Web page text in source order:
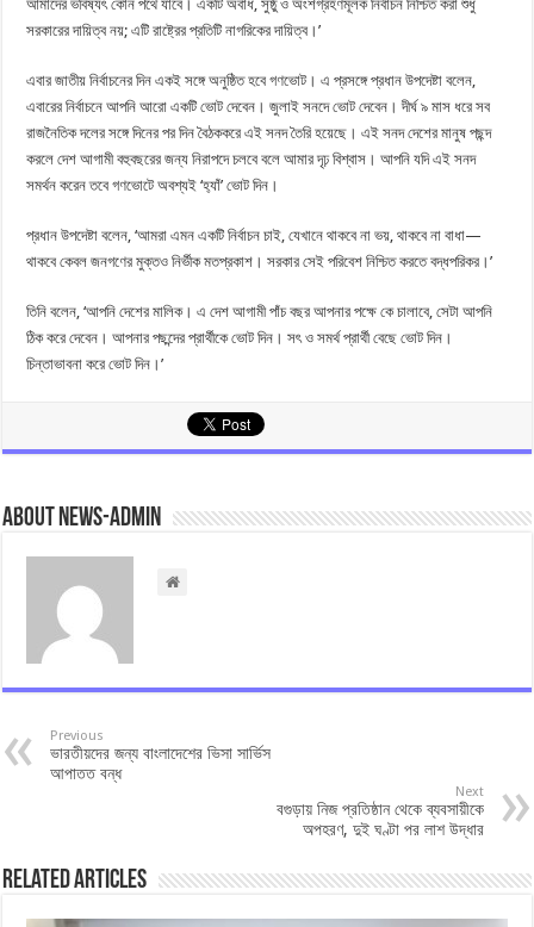
আমাদের ভবিষ্যৎ কোন পথে যাবে। একটি অবাধ, সুষ্ঠু ও অংশগ্রহণমূলক নির্বাচন নিশ্চিত করা শুধু
সরকারের দায়িত্ব নয়; এটি রাষ্ট্রের প্রতিটি নাগরিকের দায়িত্ব।’
এবার জাতীয় নির্বাচনের দিন একই সঙ্গে অনুষ্ঠিত হবে গণভোট। এ প্রসঙ্গে প্রধান উপদেষ্টা বলেন,
এবারের নির্বাচনে আপনি আরো একটি ভোট দেবেন। জুলাই সনদে ভোট দেবেন। দীর্ঘ ৯ মাস ধরে সব
রাজনৈতিক দলের সঙ্গে দিনের পর দিন বৈঠককরে এই সনদ তৈরি হয়েছে। এই সনদ দেশের মানুষ পছন্দ
করলে দেশ আগামী বহুবছরের জন্য নিরাপদে চলবে বলে আমার দৃঢ় বিশ্বাস। আপনি যদি এই সনদ
সমর্থন করেন তবে গণভোটে অবশ্যই ‘হ‍্যাঁ’ ভোট দিন।
প্রধান উপদেষ্টা বলেন, ‘আমরা এমন একটি নির্বাচন চাই, যেখানে থাকবে না ভয়, থাকবে না বাধা—
থাকবে কেবল জনগণের মুক্তও নির্ভীক মতপ্রকাশ। সরকার সেই পরিবেশ নিশ্চিত করতে বদ্ধপরিকর।’
তিনি বলেন, ‘আপনি দেশের মালিক। এ দেশ আগামী পাঁচ বছর আপনার পক্ষে কে চালাবে, সেটা আপনি
ঠিক করে দেবেন। আপনার পছন্দের প্রার্থীকে ভোট দিন। সৎ ও সমর্থ প্রার্থী বেছে ভোট দিন।
চিন্তাভাবনা করে ভোট দিন।’
About news-admin
Previous
ভারতীয়দের জন্য বাংলাদেশের ভিসা সার্ভিস
আপাতত বন্ধ
Next
বগুড়ায় নিজ প্রতিষ্ঠান থেকে ব্যবসায়ীকে
অপহরণ, দুই ঘণ্টা পর লাশ উদ্ধার
Related Articles